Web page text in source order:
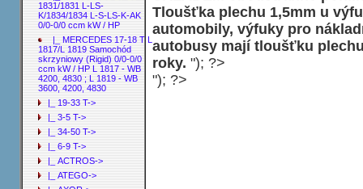
1831/1831 L-LS-
K/1834/1834 L-S-LS-K-AK
0/0-0/0 ccm kW / HP
|_ MERCEDES 17-18 T L
1817/L 1819 Samochód
skrzyniowy (Rigid) 0/0-0/0
ccm kW / HP L 1817 - WB
4200, 4830 ; L 1819 - WB
3600, 4200, 4830
|_ 19-33 T->
|_ 3-5 T->
|_ 34-50 T->
|_ 6-9 T->
|_ ACTROS->
|_ ATEGO->
Tloušťka plechu 1,5mm u
automobily, výfuky pro
autobusy mají tloušťku
roky. "); ?>
"); ?>